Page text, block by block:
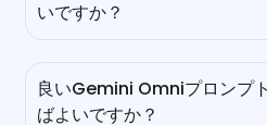
の映画品質と物理的リアリズム
いですか？
け取ったら、簡単な言葉で変更
ップロードしてオブジェクトを
良いGemini Omniプロンプ
ばよいですか？